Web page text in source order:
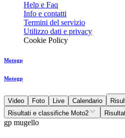
Help e Faq
Info e contatti
Termini del servizio
Utilizzo dati e privacy
Cookie Policy
Motogp
Motogp
Video Foto Live Calendario
Risultati e classifiche Moto2
gp mugello